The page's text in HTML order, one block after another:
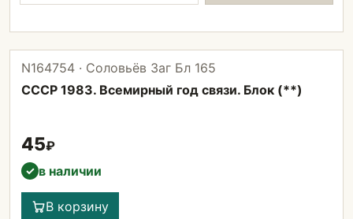
N164754 · Соловьёв Заг Бл 165
СССР 1983. Всемирный год связи. Блок (**)
45₽
✓ в наличии
В корзину